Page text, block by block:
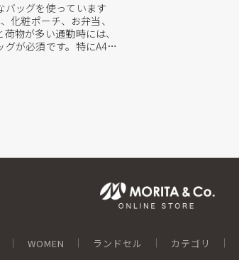
バッグを使っています
化粧ポーチ、お弁当、
物が多い通勤時には、
が必須です。特にA4フ
とって、バッグ選びは重
で肩を痛めてしまう、
WOMEN ランドセル カテゴリ